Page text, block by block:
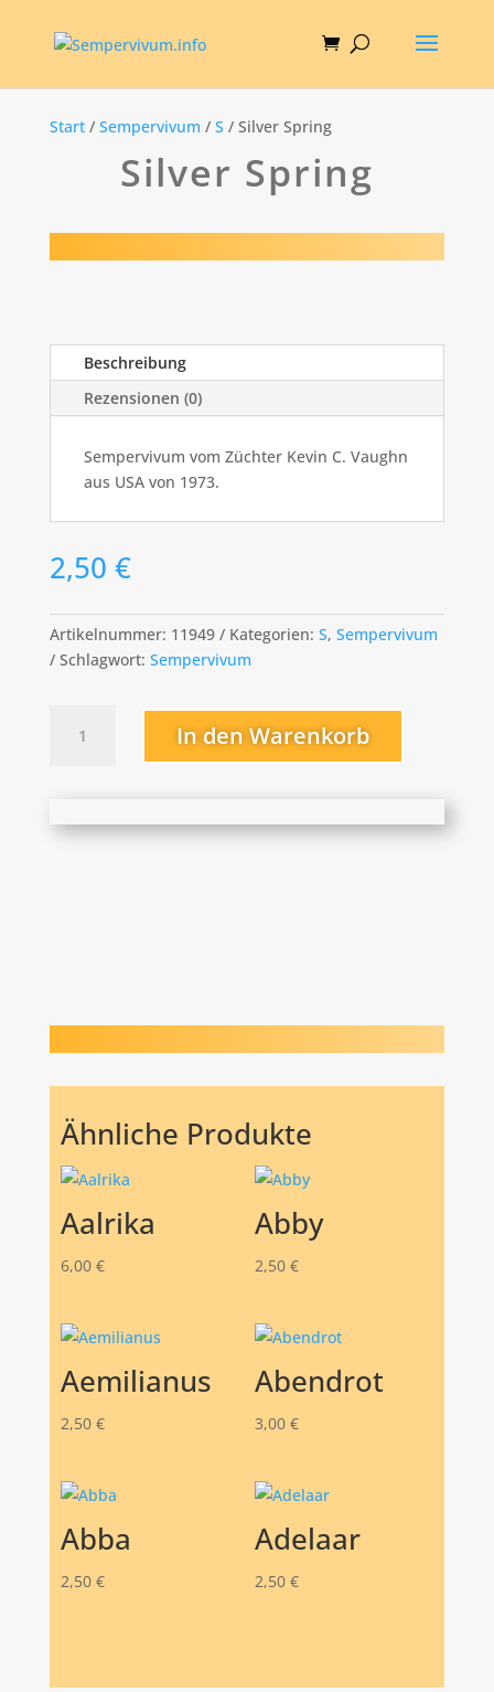
Start/ Sempervivum / S / Silver Spring
Silver Spring
Beschreibung
Rezensionen (0)
Sempervivum vom Züchter Kevin C. Vaughn
aus USA von 1973.
2,50 €
Artikelnummer: 11949 Kategorien: S, Sempervivum
Schlagwort: Sempervivum
Spring
In den Warenkorb
Ähnliche Produkte
Aalrika
6,00 €
Abby
2,50 €
Aemilianus
2,50 €
Abendrot
3,00 €
Abba
2,50 €
Adelaar
2,50 €